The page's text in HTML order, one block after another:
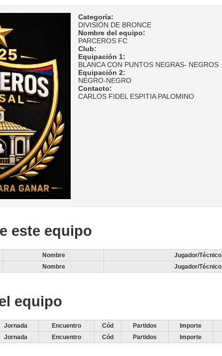
Categoría:
DIVISIÓN DE BRONCE
Nombre del equipo:
PARCEROS FC
Club:
Equipación 1:
BLANCA CON PUNTOS NEGRAS- NEGROS
Equipación 2:
NEGRO-NEGRO
Contacto:
CARLOS FIDEL ESPITIA PALOMINO
este equipo
Nombre
Jugador/Técnico
Nombre Jugador/Técnico
equipo
Jornada Encuentro Cód Partidos Importe
Jornada Encuentro Cód Partidos Importe